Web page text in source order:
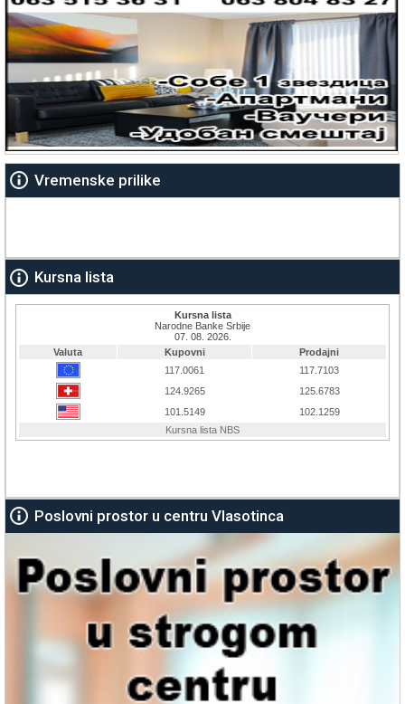
Vremenske prilike
Kursna lista
Poslovni prostor u centru Vlasotinca